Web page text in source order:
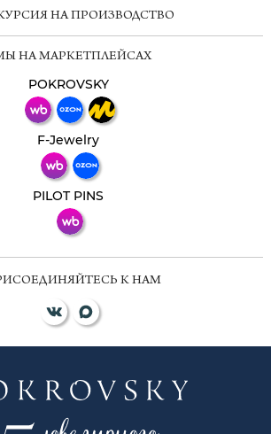
НА ПРОИЗВОДСТВО
НА МАРКЕТПЛЕЙСАХ
POKROVSKY
F-Jewelry
PILOT PINS
К НАМ